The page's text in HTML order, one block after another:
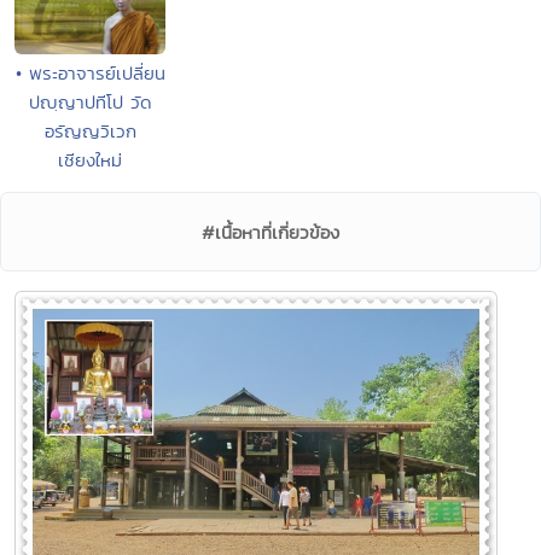
• พระอาจารย์เปลี่ยน
ปญฺญาปทีโป วัด
อรัญญวิเวก
เชียงใหม่
#เนื้อหาที่เกี่ยวข้อง